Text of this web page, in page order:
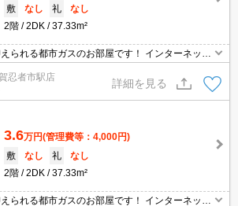
敷
なし 礼
なし
2階
2DK 37.33m²
られる都市ガスのお部屋です！ インターネット
人での手続き不要でご利用いただけます♪私生活
ク勤務の方にもおすすめですよ♪
忍者市駅店
詳細を見る
3.6万円(管理費等：4,000円)
敷
なし 礼
なし
2階
2DK 37.33m²
られる都市ガスのお部屋です！ インターネット